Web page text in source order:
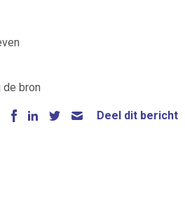
bron
Deel dit bericht